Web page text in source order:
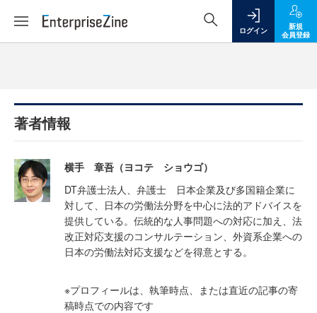
ログイン
新規
会員登録
著者情報
横手 章吾（ヨコテ ショウゴ）
DT弁護士法人、弁護士 日本企業及び多国籍企業に
対して、日本の労働法分野を中心に法的アドバイスを
提供している。伝統的な人事問題への対応に加え、法
改正対応支援のコンサルテーション、外資系企業への
日本の労働法対応支援などを得意とする。
※プロフィールは、執筆時点、または直近の記事の寄
稿時点での内容です